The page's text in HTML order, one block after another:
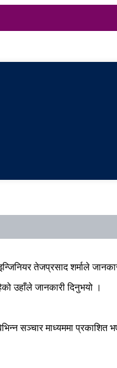
तेजप्रसाद शर्माले
उहाँले जानकारी दिनुभयो ।
सञ्चार माध्यममा प्रकाशित